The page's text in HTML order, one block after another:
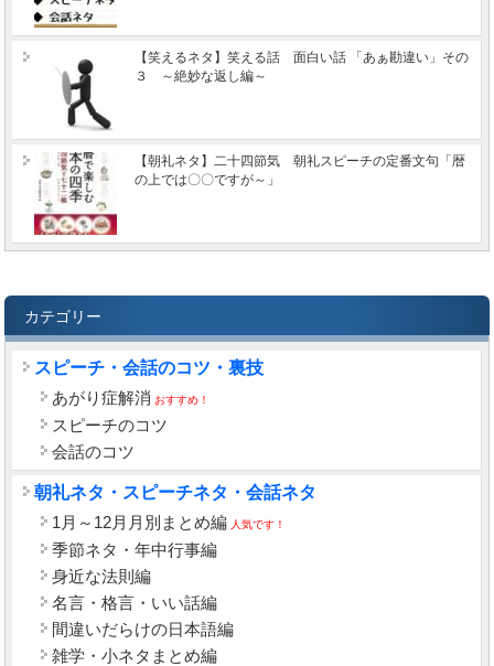
【笑えるネタ】笑える話 面白い話 「あぁ勘違い」その
３ ～絶妙な返し編～
【朝礼ネタ】二十四節気 朝礼スピーチの定番文句「暦
の上では〇〇ですが～」
カテゴリー
スピーチ・会話のコツ・裏技
あがり症解消 おすすめ！
スピーチのコツ
会話のコツ
朝礼ネタ・スピーチネタ・会話ネタ
1月～12月月別まとめ編 人気です！
季節ネタ・年中行事編
身近な法則編
名言・格言・いい話編
間違いだらけの日本語編
雑学・小ネタまとめ編